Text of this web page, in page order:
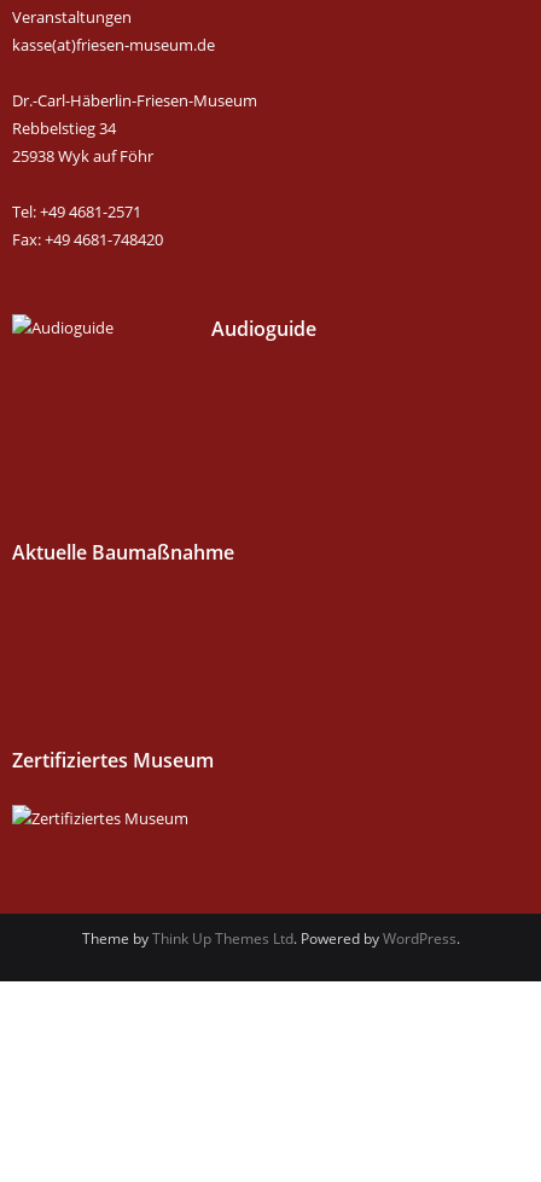
Veranstaltungen
kasse(at)friesen-museum.de
Dr.-Carl-Häberlin-Friesen-Museum
Rebbelstieg 34
25938 Wyk auf Föhr
Tel: +49 4681-2571
Fax: +49 4681-748420
Audioguide
Aktuelle Baumaßnahme
Zertifiziertes Museum
Theme byThink Up Themes Ltd. Powered byWordPress.